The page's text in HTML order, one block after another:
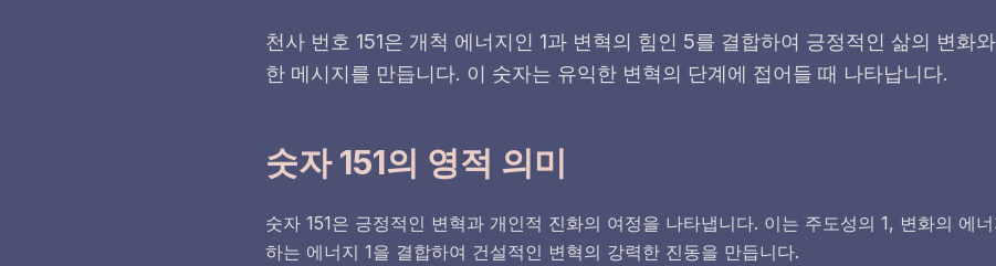
천사 번호 151은 개척 에너지인 1과 변혁의 힘인 5를 결합하여 긍정적인 삶의 변화
한 메시지를 만듭니다. 이 숫자는 유익한 변혁의 단계에 접어들 때 나타납니다.
숫자 151의 영적 의미
숫자 151은 긍정적인 변혁과 개인적 진화의 여정을 나타냅니다. 이는 주도성의 1, 변화의 에
하는 에너지 1을 결합하여 건설적인 변혁의 강력한 진동을 만듭니다.